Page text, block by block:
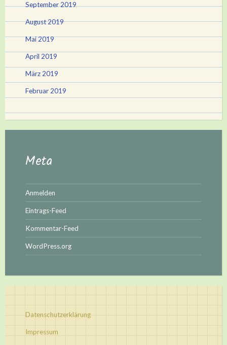
September 2019
August 2019
Mai 2019
April 2019
März 2019
Februar 2019
Meta
Anmelden
Eintrags-Feed
Kommentar-Feed
WordPress.org
Datenschutzerklärung
Impressum